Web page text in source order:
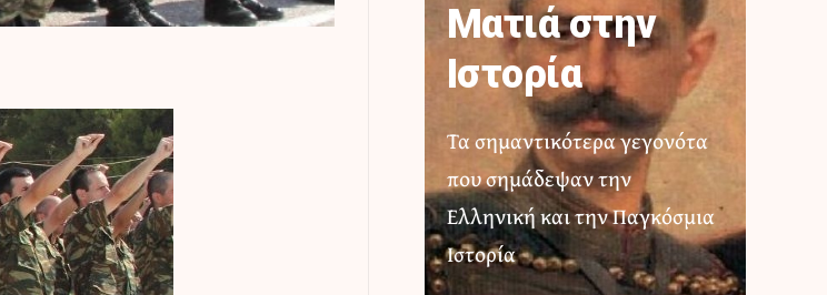
Ματιά στην
Ιστορία
Τα σημαντικότερα γεγονότα
που σημάδεψαν την
Ελληνική και την Παγκόσμια
Ιστορία